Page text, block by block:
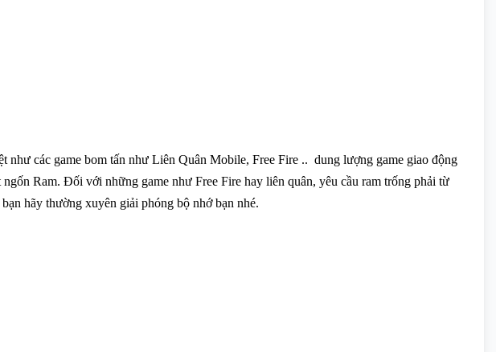
như các game bom tấn như Liên Quân Mobile, Free Fire .. dung lượng game giao động
Ram. Đối với những game như Free Fire hay liên quân, yêu cầu ram trống phải từ
hãy thường xuyên giải phóng bộ nhớ bạn nhé.